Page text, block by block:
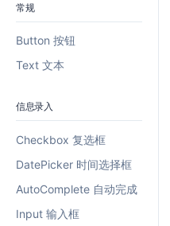
常规
Button 按钮
Text 文本
信息录入
Checkbox 复选框
DatePicker 时间选择框
AutoComplete 自动完成
Input 输入框